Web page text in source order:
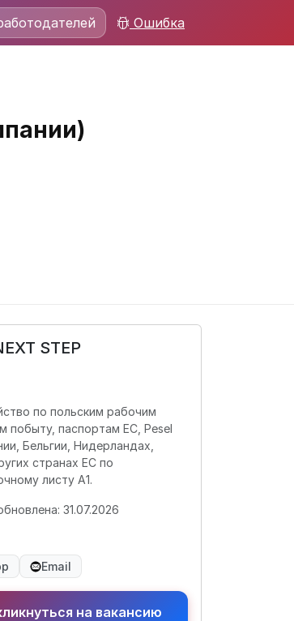
Ошибка
STEP
по польским рабочим
побыту, паспортам ЕС, Pesel
Бельгии, Нидерландах,
странах ЕС по
листу А1.
31.07.2026
Email
на вакансию